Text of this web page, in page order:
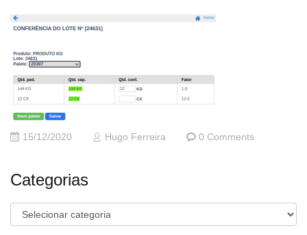
15/12/2020 Hugo Ferreira 0 Comments
Categorias
Categorias